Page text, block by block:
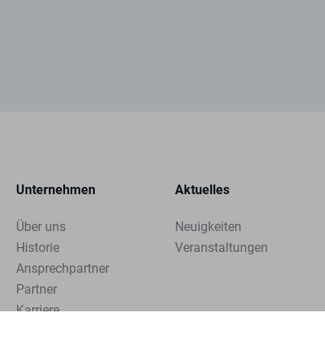
Unternehmen
Über uns
Historie
Ansprechpartner
Partner
Karriere
Aktuelles
Neuigkeiten
Veranstaltungen